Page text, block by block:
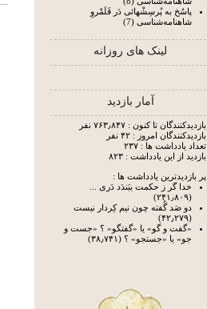
پاسُخ به پُرسِشْهائی دَر قَلَمْروِ
شاهنامه‌شناسی (7)
لینک های روزانه
آمار بازدید
بازدیدکنندگان تا کنون : ۷۶۳٫۸۴۷ نفر
بازدیدکنندگان امروز : ۴۲ نفر
تعداد یادداشت ها : ۲۳۷
بازدید از این یادداشت : ۸۲۳
پر بازدیدترین یادداشت ها :
خدا گر ز حکمت ببَندَد دَری ...
(۲۴۱٫۸۰۹)
دو صَد گُفته چون نیم کِردار نیست
(۴۲٫۲۷۹)
«گفت و گو» یا «گفتگو» ؟ «جست و
جو» یا «جستجو» ؟ (۳۸٫۷۴۱)